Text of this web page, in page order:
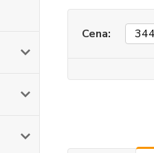
Cena: